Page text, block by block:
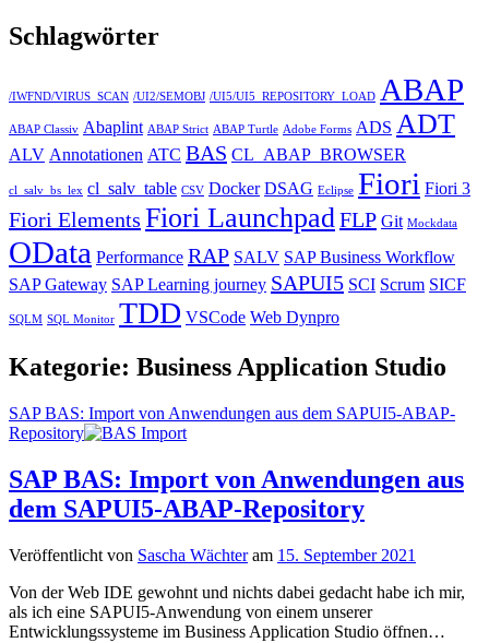
Schlagwörter
/IWFND/VIRUS_SCAN /UI2/SEMOBJ /UI5/UI5_REPOSITORY_LOAD ABAP
ABAP Classiv Abaplint ABAP Strict ABAP Turtle Adobe Forms ADS ADT
ALV Annotationen ATC BAS CL_ABAP_BROWSER
cl_salv_bs_lex cl_salv_table CSV Docker DSAG Eclipse Fiori Fiori 3
Fiori Elements Fiori LaunchpadFLP Git Mockdata
OData Performance RAP SALV SAP Business Workflow
SAP Gateway SAP Learning journey SAPUI5 SCI Scrum SICF
SQLM SQL Monitor TDD VSCode Web Dynpro
Kategorie: Business Application Studio
SAP BAS: Import von Anwendungen aus dem SAPUI5-ABAP-
Repository
SAP BAS: Import von Anwendungen aus
dem SAPUI5-ABAP-Repository
Veröffentlicht von Sascha Wächteram 15. September 2021
Von der Web IDE gewohnt und nichts dabei gedacht habe ich mir,
als ich eine SAPUI5-Anwendung von einem unserer
Entwicklungssysteme im Business Application Studio öffnen…